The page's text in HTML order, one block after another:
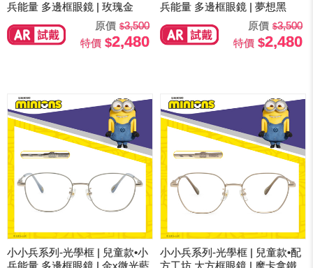
兵能量 多邊框眼鏡 | 玫瑰金
原價
3,500
特價
2,480
兵能量 多邊框眼鏡 | 夢想黑
原價
3,500
特價
2,480
小小兵系列-光學框 | 兒童款•小
小小兵系列-光學框 | 兒童款•配